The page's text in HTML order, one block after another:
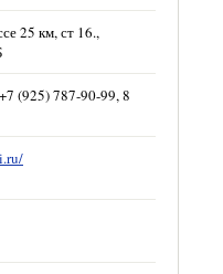
25 км, ст 16.,
(925) 787-90-99, 8